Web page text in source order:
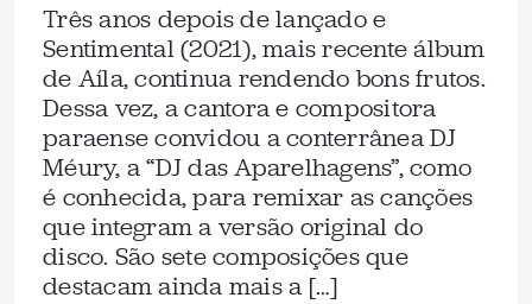
Três anos depois de lançado e
Sentimental (2021), mais recente álbum
de Aíla, continua rendendo bons frutos.
Dessa vez, a cantora e compositora
paraense convidou a conterrânea DJ
Méury, a “DJ das Aparelhagens”, como
é conhecida, para remixar as canções
que integram a versão original do
disco. São sete composições que
destacam ainda mais a […]